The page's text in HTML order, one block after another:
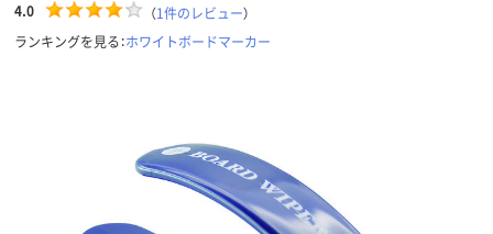
4.0 （1件のレビュー）
ランキングを見る：ホワイトボードマーカー